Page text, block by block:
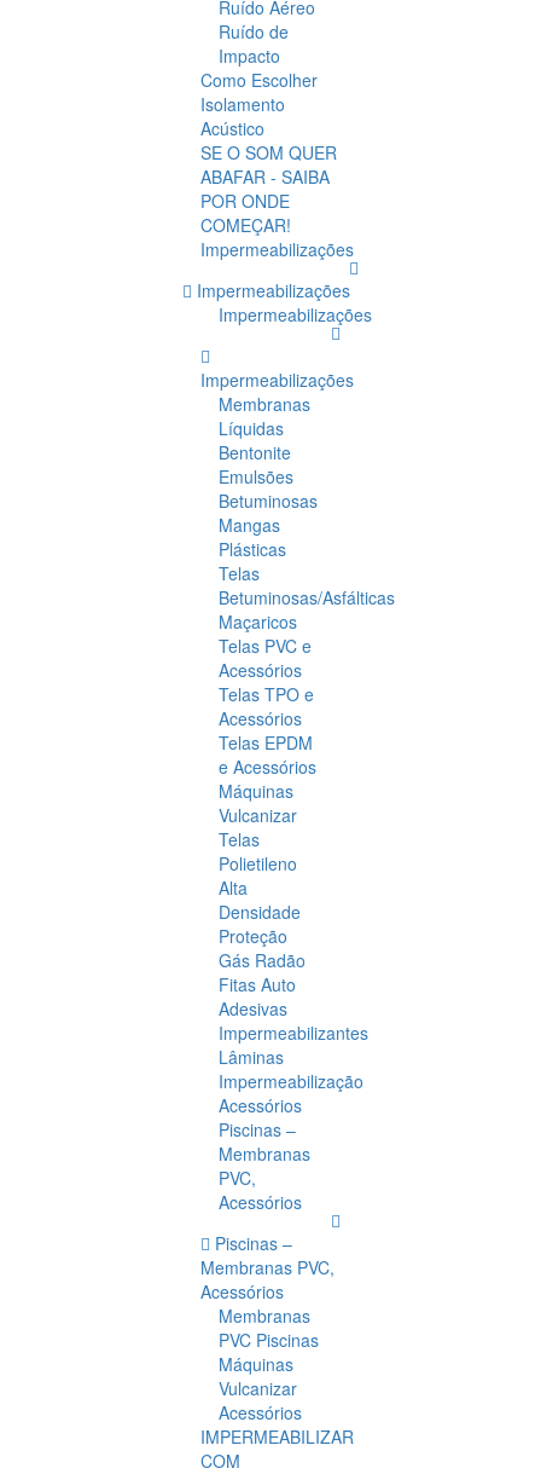
Ruído Aéreo
Ruído de
Impacto
Como Escolher
Isolamento
Acústico
SE O SOM QUER
ABAFAR - SAIBA
POR ONDE
COMEÇAR!
Impermeabilizações
Impermeabilizações
Impermeabilizações
Impermeabilizações
Membranas
Líquidas
Bentonite
Emulsões
Betuminosas
Mangas
Plásticas
Telas
Betuminosas/Asfálticas
Maçaricos
Telas PVC e
Acessórios
Telas TPO e
Acessórios
Telas EPDM
e Acessórios
Máquinas
Vulcanizar
Telas
Polietileno
Alta
Densidade
Proteção
Gás Radão
Fitas Auto
Adesivas
Impermeabilizantes
Lâminas
Impermeabilização
Acessórios
Piscinas –
Membranas
PVC,
Acessórios
Piscinas –
Membranas PVC,
Acessórios
Membranas
PVC Piscinas
Máquinas
Vulcanizar
Acessórios
IMPERMEABILIZAR
COM